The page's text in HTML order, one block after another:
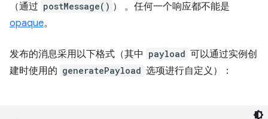
（通过 postMessage() ） 。任何一个响应都不能是
opaque。
发布的消息采用以下格式（其中 payload 可以通过实例创
建时使用的 generatePayload 选项进行自定义）：